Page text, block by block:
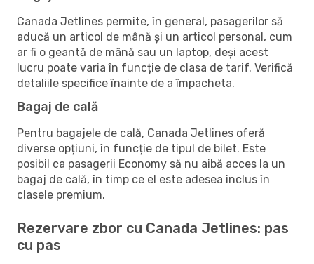
Canada Jetlines permite, în general, pasagerilor să
aducă un articol de mână și un articol personal, cum
ar fi o geantă de mână sau un laptop, deși acest
lucru poate varia în funcție de clasa de tarif. Verifică
detaliile specifice înainte de a împacheta.
Bagaj de cală
Pentru bagajele de cală, Canada Jetlines oferă
diverse opțiuni, în funcție de tipul de bilet. Este
posibil ca pasagerii Economy să nu aibă acces la un
bagaj de cală, în timp ce el este adesea inclus în
clasele premium.
Rezervare zbor cu Canada Jetlines: pas
cu pas